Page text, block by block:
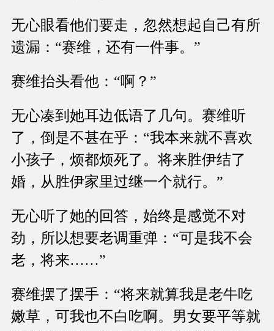
无心眼看他们要走，忽然想起自己有所
遗漏：“赛维，还有一件事。”
赛维抬头看他：“啊？”
无心凑到她耳边低语了几句。赛维听
了，倒是不甚在乎：“我本来就不喜欢
小孩子，烦都烦死了。将来胜伊结了
婚，从胜伊家里过继一个就行。”
无心听了她的回答，始终是感觉不对
劲，所以想要老调重弹：“可是我不会
老，将来……”
赛维摆了摆手：“将来就算我是老牛吃
嫩草，可我也不白吃啊。男女要平等就